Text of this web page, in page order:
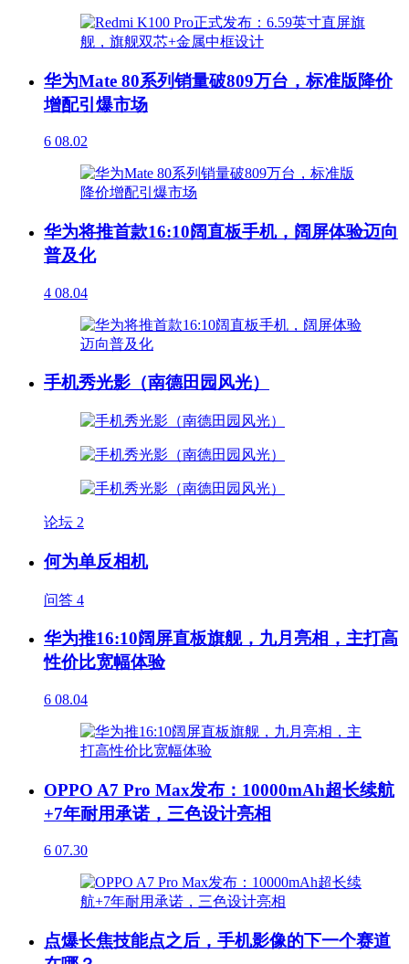
华为Mate 80系列销量破809万台，标准版降价
增配引爆市场
6 08.02
华为将推首款16:10阔直板手机，阔屏体验迈向
普及化
4 08.04
手机秀光影（南德田园风光）
论坛 2
何为单反相机
问答 4
华为推16:10阔屏直板旗舰，九月亮相，主打高
性价比宽幅体验
6 08.04
OPPO A7 Pro Max发布：10000mAh超长续航
+7年耐用承诺，三色设计亮相
6 07.30
点爆长焦技能点之后，手机影像的下一个赛道